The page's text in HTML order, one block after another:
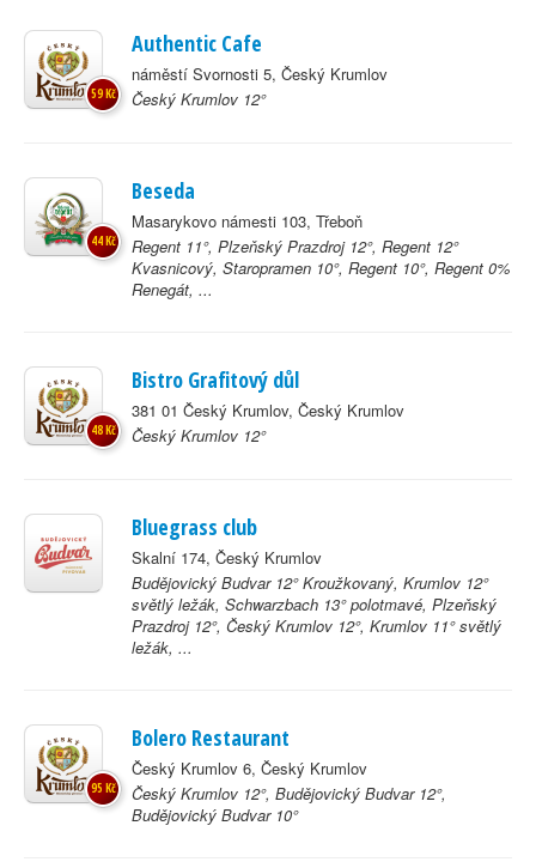
Authentic Cafe
náměstí Svornosti 5, Český Krumlov
Český Krumlov 12°
59 Kč
Beseda
Masarykovo námesti 103, Třeboň
Regent 11°, Plzeňský Prazdroj 12°, Regent 12°
Kvasnicový, Staropramen 10°, Regent 10°, Regent 0%
Renegát, ...
44 Kč
Bistro Grafitový důl
381 01 Český Krumlov, Český Krumlov
Český Krumlov 12°
48 Kč
Bluegrass club
Skalní 174, Český Krumlov
Budějovický Budvar 12° Kroužkovaný, Krumlov 12°
světlý ležák, Schwarzbach 13° polotmavé, Plzeňský
Prazdroj 12°, Český Krumlov 12°, Krumlov 11° světlý
ležák, ...
Bolero Restaurant
Český Krumlov 6, Český Krumlov
Český Krumlov 12°, Budějovický Budvar 12°,
Budějovický Budvar 10°
95 Kč